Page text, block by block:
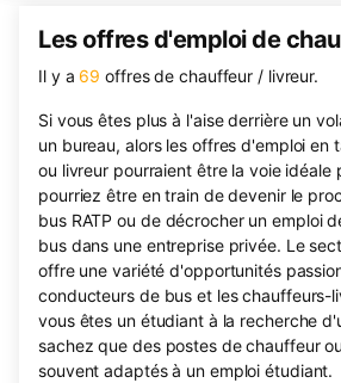
Les offres d'emploi de
Il y a 69 offres de chauffeur / livreur.
Si vous êtes plus à l'aise derrière un
un bureau, alors les offres d'emploi en
ou livreur pourraient être la voie idéale
pourriez être en train de devenir le
bus RATP ou de décrocher un emploi
bus dans une entreprise privée. Le
offre une variété d'opportunités
conducteurs de bus et les chauffeurs-
vous êtes un étudiant à la recherche
sachez que des postes de chauffeur
souvent adaptés à un emploi étudiant.